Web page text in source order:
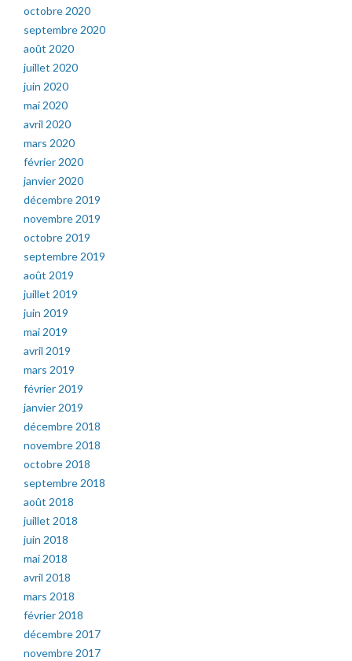
octobre 2020
septembre 2020
août 2020
juillet 2020
juin 2020
mai 2020
avril 2020
mars 2020
février 2020
janvier 2020
décembre 2019
novembre 2019
octobre 2019
septembre 2019
août 2019
juillet 2019
juin 2019
mai 2019
avril 2019
mars 2019
février 2019
janvier 2019
décembre 2018
novembre 2018
octobre 2018
septembre 2018
août 2018
juillet 2018
juin 2018
mai 2018
avril 2018
mars 2018
février 2018
décembre 2017
novembre 2017